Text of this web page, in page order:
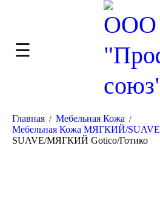
Главная / Мебельная Кожа /
Мебельная Кожа МЯГКИЙ/SUAVE
SUAVE/МЯГКИЙ Gotico/Готико